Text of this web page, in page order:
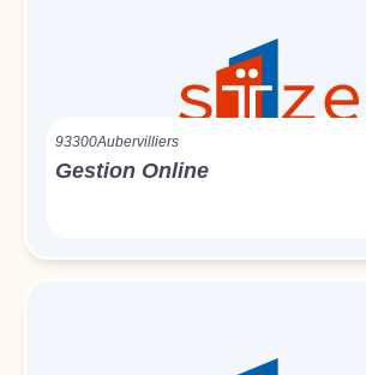
93300Aubervilliers
Gestion Online